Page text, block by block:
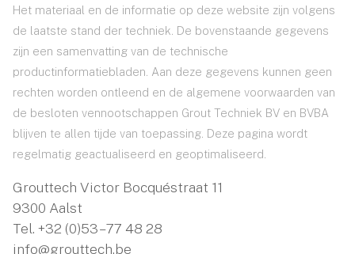
Het materiaal en de informatie op deze website zijn volgens
de laatste stand der techniek. De bovenstaande gegevens
zijn een samenvatting van de technische
productinformatiebladen. Aan deze gegevens kunnen geen
rechten worden ontleend en de algemene voorwaarden van
de besloten vennootschappen Grout Techniek BV en BVBA
blijven te allen tijde van toepassing. Deze pagina wordt
regelmatig geactualiseerd en geoptimaliseerd.
Grouttech Victor Bocquéstraat 11
9300 Aalst
Tel. +32 (0)53 – 77 48 28
info@grouttech.be